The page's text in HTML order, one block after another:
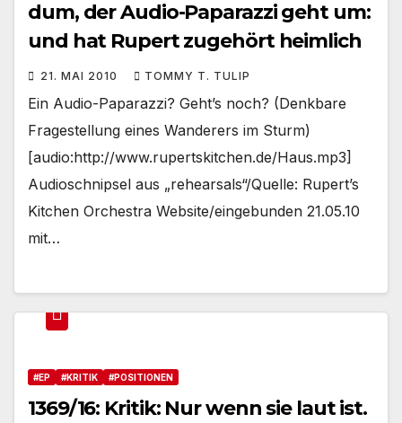
dum, der Audio-Paparazzi geht um:
und hat Rupert zugehört heimlich
21. MAI 2010 TOMMY T. TULIP
Ein Audio-Paparazzi? Geht’s noch? (Denkbare
Fragestellung eines Wanderers im Sturm)
[audio:http://www.rupertskitchen.de/Haus.mp3]
Audioschnipsel aus „rehearsals“/Quelle: Rupert’s
Kitchen Orchestra Website/eingebunden 21.05.10
mit…
#EP #KRITIK #POSITIONEN
1369/16: Kritik: Nur wenn sie laut ist.